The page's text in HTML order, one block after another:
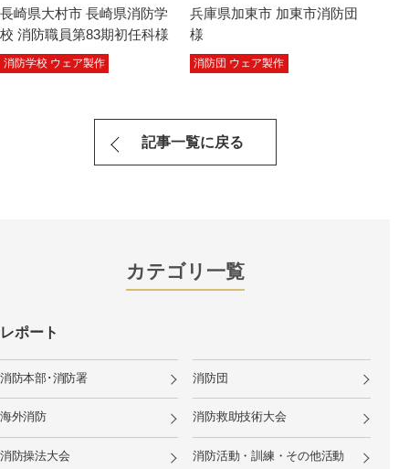
長崎県大村市 長崎県消防学
校 消防職員第83期初任科様
消防学校 ウェア製作
兵庫県加東市 加東市消防団
様
消防団 ウェア製作
記事一覧に戻る
カテゴリ一覧
レポート
消防本部･消防署 消防団
海外消防 消防救助技術大会
消防操法大会 消防活動・訓練・その他活動